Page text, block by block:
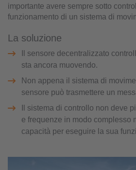
importante avere sempre sotto
funzionamento di un sistema di
La soluzione
Il sensore decentralizzato
sta ancora muovendo.
Non appena il sistema di
sensore può trasmettere un
Il sistema di controllo non deve
e frequenze in modo complesso
capacità per eseguire la sua